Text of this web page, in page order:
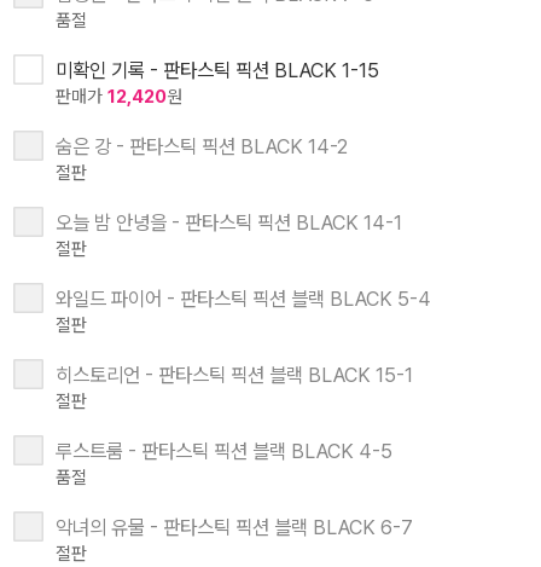
품절
미확인 기록 - 판타스틱 픽션 BLACK 1-15
판매가 12,420원
숨은 강 - 판타스틱 픽션 BLACK 14-2
절판
오늘 밤 안녕을 - 판타스틱 픽션 BLACK 14-1
절판
와일드 파이어 - 판타스틱 픽션 블랙 BLACK 5-4
절판
히스토리언 - 판타스틱 픽션 블랙 BLACK 15-1
절판
루스트룸 - 판타스틱 픽션 블랙 BLACK 4-5
품절
악녀의 유물 - 판타스틱 픽션 블랙 BLACK 6-7
절판